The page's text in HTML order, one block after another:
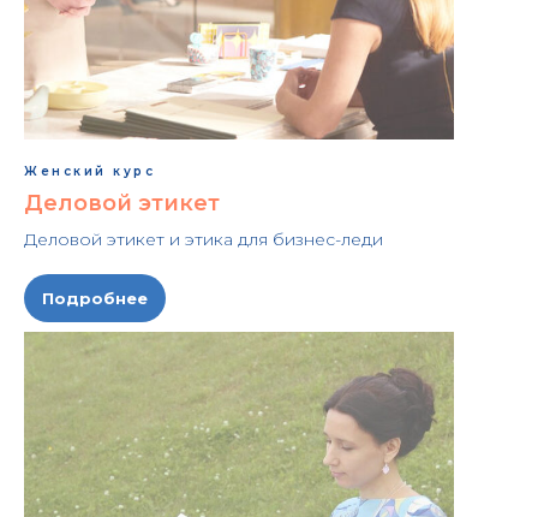
Женский курс
Деловой этикет
Деловой этикет и этика для бизнес-леди
Подробнее